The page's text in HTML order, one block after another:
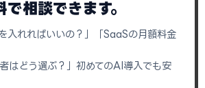
で相談できます。
入れればいいの？」「SaaSの月額料金
はどう選ぶ？」初めてのAI導入でも安